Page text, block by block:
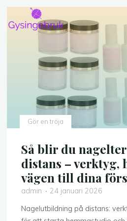
Skip
content
Gör en tröja
Så blir du
distans – verktyg,
vägen till dina
admin
24 januari 2026
Nagelutbildning på distans: